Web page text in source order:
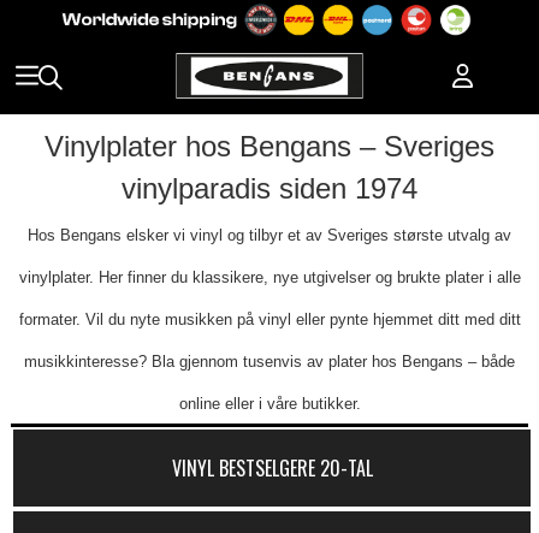
Vinylplater hos Bengans – Sveriges
vinylparadis siden 1974
Hos Bengans elsker vi vinyl og tilbyr et av Sveriges største utvalg av
vinylplater. Her finner du klassikere, nye utgivelser og brukte plater i alle
formater. Vil du nyte musikken på vinyl eller pynte hjemmet ditt med ditt
musikkinteresse? Bla gjennom tusenvis av plater hos Bengans – både
online eller i våre butikker.
VINYL BESTSELGERE 20-TAL